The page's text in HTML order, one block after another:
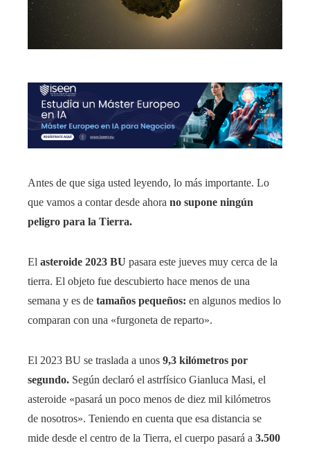
Antes de que siga usted leyendo, lo más importante. Lo
que vamos a contar desde ahora no supone ningún
peligro para la Tierra.
El asteroide 2023 BU pasara este jueves muy cerca de la
tierra. El objeto fue descubierto hace menos de una
semana y es de tamaños pequeños: en algunos medios lo
comparan con una «furgoneta de reparto».
El 2023 BU se traslada a unos 9,3 kilómetros por
segundo. Según declaró el astrfísico Gianluca Masi, el
asteroide «pasará un poco menos de diez mil kilómetros
de nosotros». Teniendo en cuenta que esa distancia se
mide desde el centro de la Tierra, el cuerpo pasará a 3.500